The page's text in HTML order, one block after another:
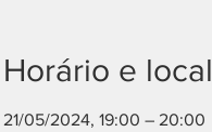
Horário e local
21/05/2024, 19:00 – 20:00